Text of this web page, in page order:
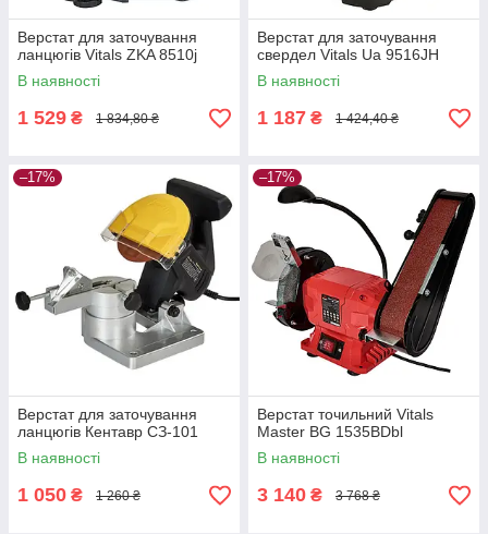
Верстат для заточування
ланцюгів Vitals ZKA 8510j
В наявності
1 529 ₴ 1 834,80 ₴
Верстат для заточування
свердел Vitals Ua 9516JH
В наявності
1 187 ₴ 1 424,40 ₴
–17%
Верстат для заточування
ланцюгів Кентавр СЗ-101
В наявності
1 050 ₴ 1 260 ₴
–17%
Верстат точильний Vitals
Master BG 1535BDbl
В наявності
3 140 ₴ 3 768 ₴